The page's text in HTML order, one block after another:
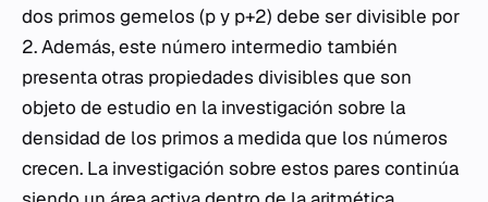
dos primos gemelos (p y p+2) debe ser divisible por
2. Además, este número intermedio también
presenta otras propiedades divisibles que son
objeto de estudio en la investigación sobre la
densidad de los primos a medida que los números
crecen. La investigación sobre estos pares continúa